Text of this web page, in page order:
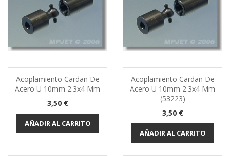
Acoplamiento Cardan De
Acero U 10mm 2.3x4 Mm
Precio
3,50 €
AÑADIR AL CARRITO
Acoplamiento Cardan De
Acero U 10mm 2.3x4 Mm
(53223)
Precio
3,50 €
AÑADIR AL CARRITO